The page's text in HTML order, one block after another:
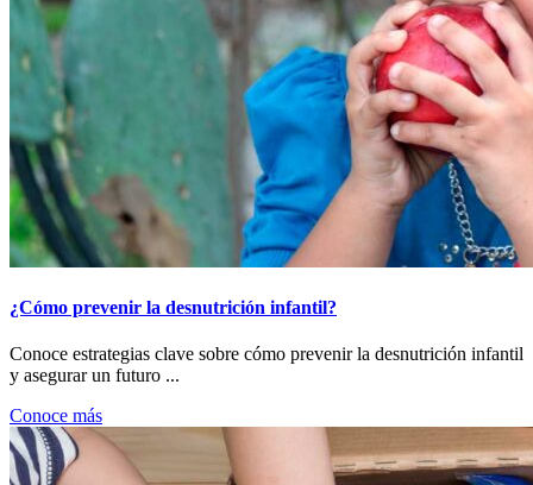
¿Cómo prevenir la desnutrición infantil?
Conoce estrategias clave sobre cómo prevenir la desnutrición infantil
y asegurar un futuro ...
Conoce más